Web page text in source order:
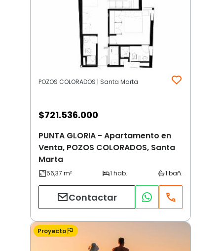
POZOS COLORADOS | Santa Marta
$721.536.000
PUNTA GLORIA - Apartamento en
Venta, POZOS COLORADOS, Santa
Marta
Contactar
Proyecto